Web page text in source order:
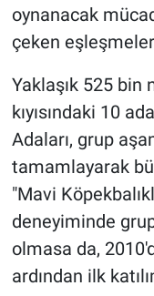
oynanacak
çeken
Yaklaşık 525 bin
kıyısındaki 10
Adaları, grup
tamamlayarak
"Mavi
deneyiminde
olmasa da,
ardından ilk